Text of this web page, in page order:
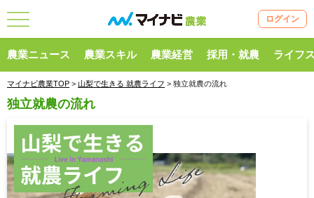
ログイン
農業ニュース 農業スキル 農業経営 採用・就農 ライフ
マイナビ農業TOP > 山梨で生きる 就農ライフ > 独立就農の流れ
独立就農の流れ